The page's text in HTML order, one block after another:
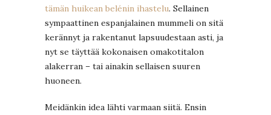
tämän huikean belénin ihastelu. Sellainen
sympaattinen espanjalainen mummeli on sitä
kerännyt ja rakentanut lapsuudestaan asti, ja
nyt se täyttää kokonaisen omakotitalon
alakerran – tai ainakin sellaisen suuren
huoneen.
Meidänkin idea lähti varmaan siitä. Ensin